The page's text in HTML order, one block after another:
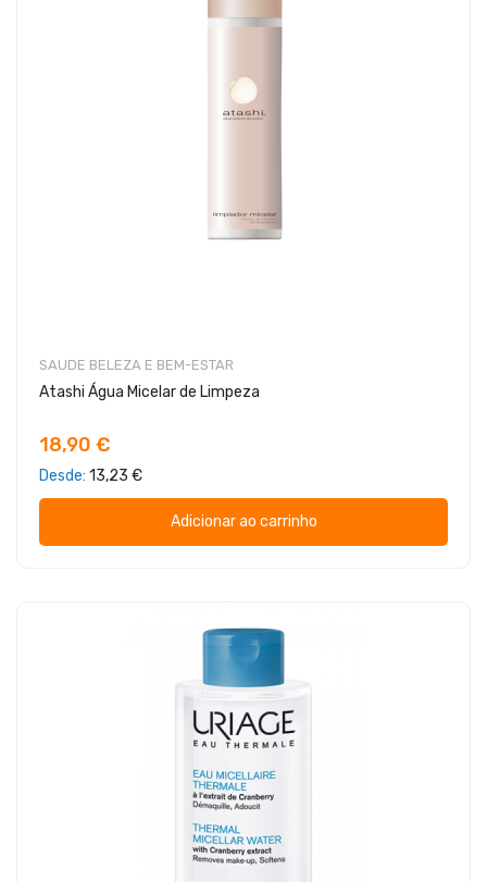
SAUDE BELEZA E BEM-ESTAR
Atashi Água Micelar de Limpeza
18,90 €
Desde 13,23 €
Adicionar ao carrinho